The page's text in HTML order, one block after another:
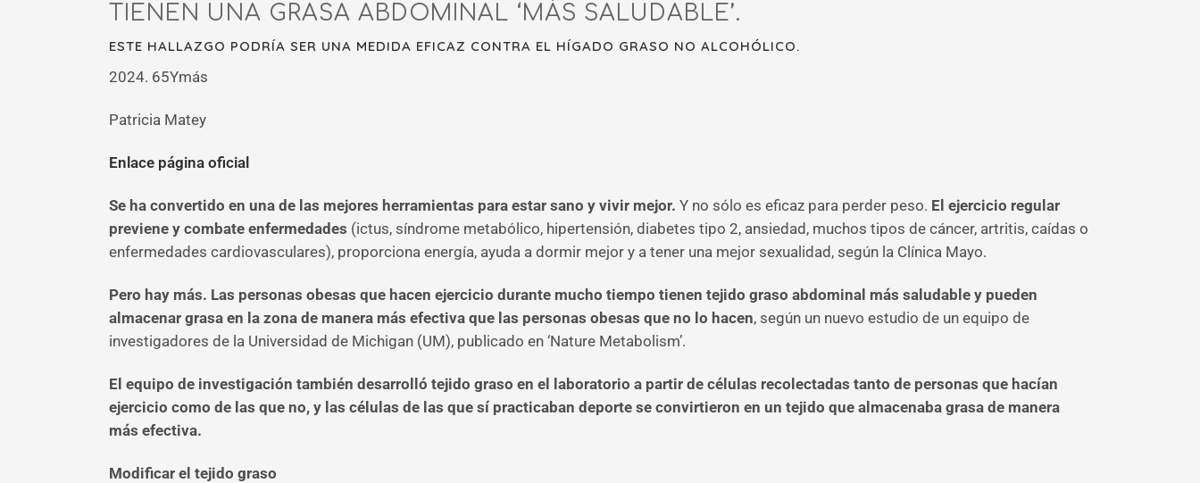
TIENEN UNA GRASA ABDOMINAL ‘MÁS SALUDABLE’.
ESTE HALLAZGO PODRÍA SER UNA MEDIDA EFICAZ CONTRA EL HÍGADO GRASO NO ALCOHÓLICO.
2024. 65Ymás
Patricia Matey
Enlace página oficial
Se ha convertido en una de las mejores herramientas para estar sano y vivir mejor. Y no sólo es eficaz para perder peso. El ejercicio regular
previene y combate enfermedades (ictus, síndrome metabólico, hipertensión, diabetes tipo 2, ansiedad, muchos tipos de cáncer, artritis, caídas o
enfermedades cardiovasculares), proporciona energía, ayuda a dormir mejor y a tener una mejor sexualidad, según la Clínica Mayo.
Pero hay más. Las personas obesas que hacen ejercicio durante mucho tiempo tienen tejido graso abdominal más saludable y pueden
almacenar grasa en la zona de manera más efectiva que las personas obesas que no lo hacen, según un nuevo estudio de un equipo de
investigadores de la Universidad de Michigan (UM), publicado en ‘Nature Metabolism’.
El equipo de investigación también desarrolló tejido graso en el laboratorio a partir de células recolectadas tanto de personas que hacían
ejercicio como de las que no, y las células de las que sí practicaban deporte se convirtieron en un tejido que almacenaba grasa de manera
más efectiva.
Modificar el tejido graso